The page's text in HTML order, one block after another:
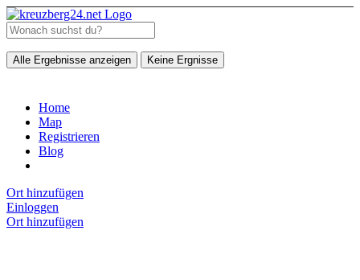
Alle Ergebnisse anzeigen Keine Ergnisse
Home
Map
Registrieren
Blog
Ort hinzufügen
Einloggen
Ort hinzufügen